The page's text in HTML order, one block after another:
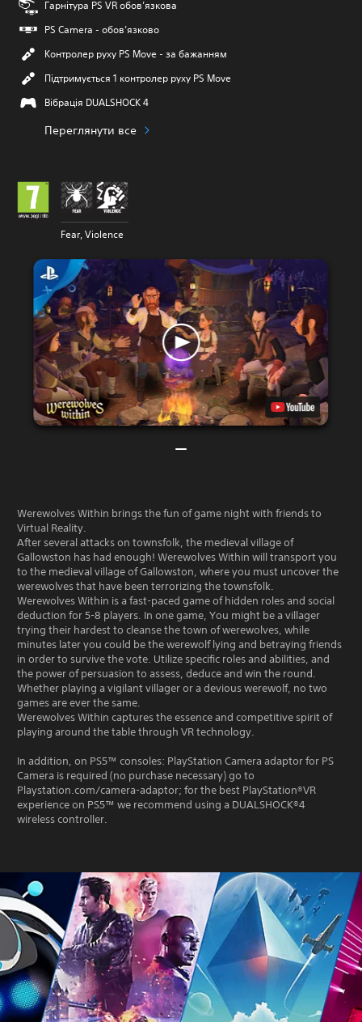
Гарнітура PS VR обов’язкова
PS Camera - обов’язково
Контролер руху PS Move - за бажанням
Підтримується 1 контролер руху PS Move
Вібрація DUALSHOCK 4
Переглянути все
Fear, Violence
Werewolves Within brings the fun of game night with friends to
Virtual Reality.
After several attacks on townsfolk, the medieval village of
Gallowston has had enough! Werewolves Within will transport you
to the medieval village of Gallowston, where you must uncover the
werewolves that have been terrorizing the townsfolk.
Werewolves Within is a fast-paced game of hidden roles and social
deduction for 5-8 players. In one game, You might be a villager
trying their hardest to cleanse the town of werewolves, while
minutes later you could be the werewolf lying and betraying friends
in order to survive the vote. Utilize specific roles and abilities, and
the power of persuasion to assess, deduce and win the round.
Whether playing a vigilant villager or a devious werewolf, no two
games are ever the same.
Werewolves Within captures the essence and competitive spirit of
playing around the table through VR technology.
In addition, on PS5™ consoles: PlayStation Camera adaptor for PS
Camera is required (no purchase necessary) go to
Playstation.com/camera-adaptor; for the best PlayStation®VR
experience on PS5™ we recommend using a DUALSHOCK®4
wireless controller.